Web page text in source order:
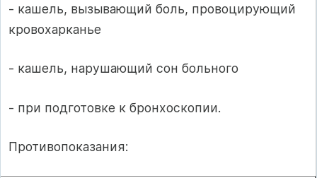
- кашель, вызывающий боль, провоцирующий
кровохарканье
- кашель, нарушающий сон больного
- при подготовке к бронхоскопии.
Противопоказания: